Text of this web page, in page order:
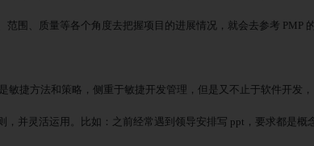
范围、质量等各个角度去把握项目的进展情况，就会去参考 PMP
敏捷方法和策略，侧重于敏捷开发管理，但是又不止于软件开发，
，并灵活运用。比如：之前经常遇到领导安排写 ppt，要求都是概